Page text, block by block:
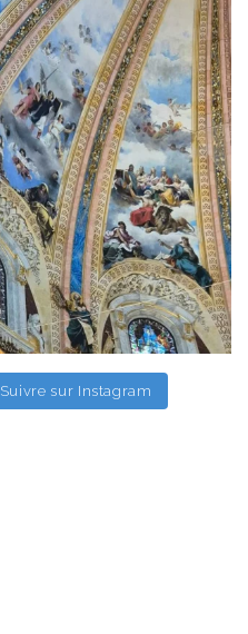
Suivre sur Instagram